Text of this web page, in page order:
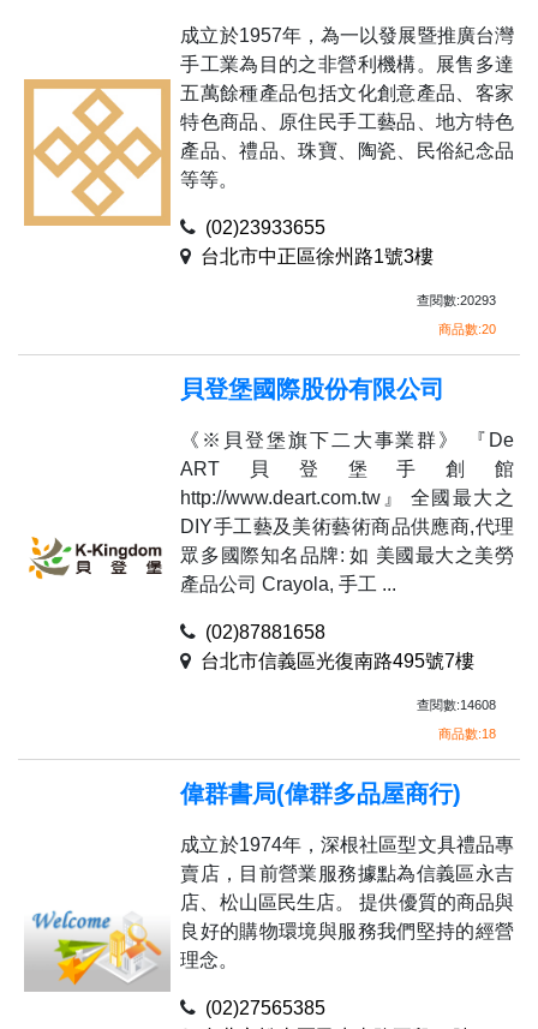
成立於1957年，為一以發展暨推廣台灣
手工業為目的之非營利機構。展售多達
五萬餘種產品包括文化創意產品、客家
特色商品、原住民手工藝品、地方特色
產品、禮品、珠寶、陶瓷、民俗紀念品
等等。
(02)23933655
台北市中正區徐州路1號3樓
查閱數:20293
商品數:20
貝登堡國際股份有限公司
《※貝登堡旗下二大事業群》 『De
ART貝登堡手創館
http://www.deart.com.tw』 全國最大之
DIY手工藝及美術藝術商品供應商,代理
眾多國際知名品牌: 如 美國最大之美勞
產品公司 Crayola, 手工 ...
(02)87881658
台北市信義區光復南路495號7樓
查閱數:14608
商品數:18
偉群書局(偉群多品屋商行)
成立於1974年，深根社區型文具禮品專
賣店，目前營業服務據點為信義區永吉
店、松山區民生店。 提供優質的商品與
良好的購物環境與服務我們堅持的經營
理念。
(02)27565385